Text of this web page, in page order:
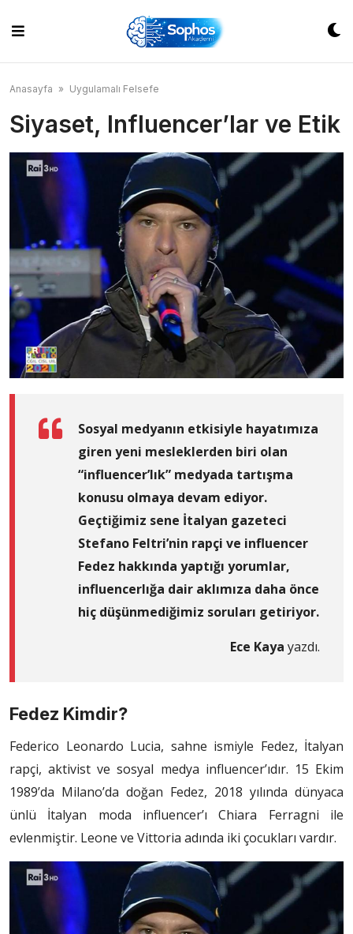
content
Anasayfa » Uygulamalı Felsefe
Siyaset, Influencer’lar ve Etik
Sosyal medyanın etkisiyle hayatımıza
giren yeni mesleklerden biri olan
“influencer’lık” medyada tartışma
konusu olmaya devam ediyor.
Geçtiğimiz sene İtalyan gazeteci
Stefano Feltri’nin rapçi ve influencer
Fedez hakkında yaptığı yorumlar,
influencerlığa dair aklımıza daha önce
hiç düşünmediğimiz soruları getiriyor.
Ece Kaya yazdı.
Fedez Kimdir?
Federico Leonardo Lucia, sahne ismiyle Fedez, İtalyan
rapçi, aktivist ve sosyal medya influencer’ıdır. 15 Ekim
1989’da Milano’da doğan Fedez, 2018 yılında dünyaca
ünlü İtalyan moda influencer’ı Chiara Ferragni ile
evlenmiştir. Leone ve Vittoria adında iki çocukları vardır.